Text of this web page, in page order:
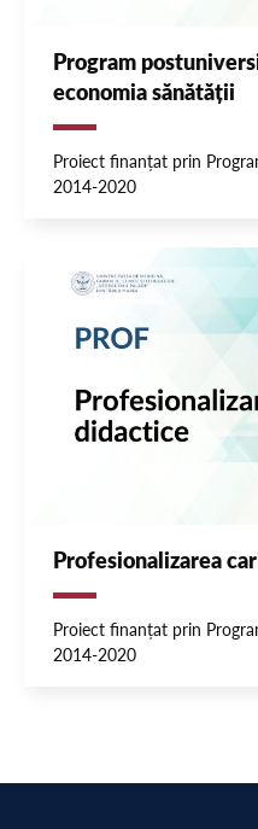
Program
economia sănătății
Proiect finanțat prin
2014-2020
Profesionalizarea
Proiect finanțat prin
2014-2020